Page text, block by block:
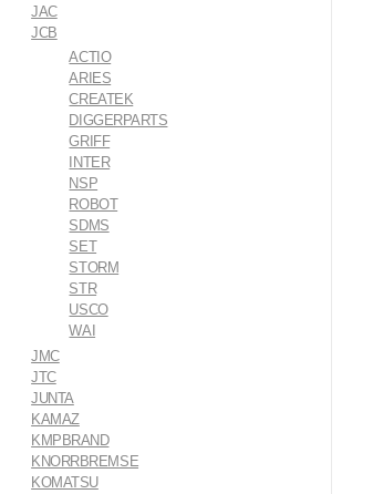
JAC
JCB
ACTIO
ARIES
CREATEK
DIGGERPARTS
GRIFF
INTER
NSP
ROBOT
SDMS
SET
STORM
STR
USCO
WAI
JMC
JTC
JUNTA
KAMAZ
KMPBRAND
KNORRBREMSE
KOMATSU